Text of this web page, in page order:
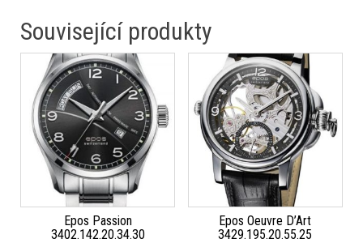
Související produkty
Epos Passion
3402.142.20.34.30
Epos Oeuvre D’Art
3429.195.20.55.25